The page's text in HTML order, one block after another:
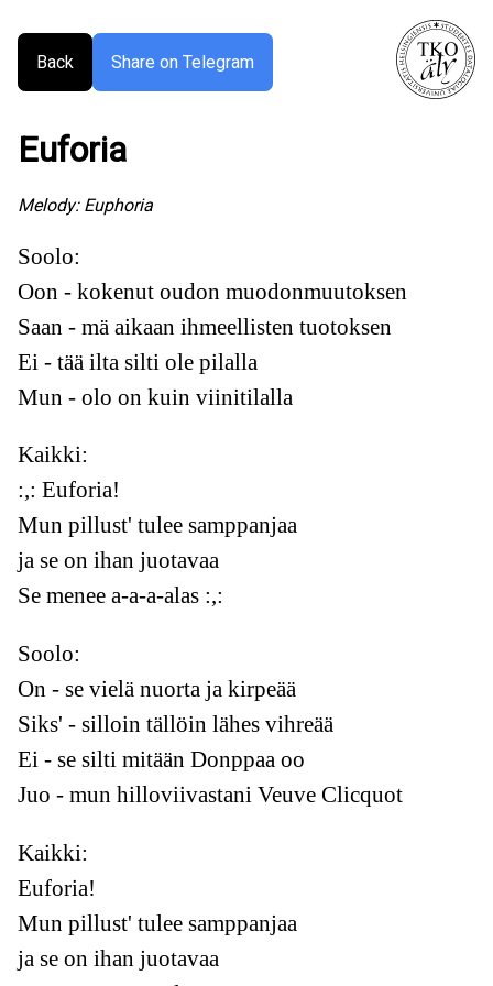
Back Share on Telegram
Euforia
Melody: Euphoria
Soolo:
Oon - kokenut oudon muodonmuutoksen
Saan - mä aikaan ihmeellisten tuotoksen
Ei - tää ilta silti ole pilalla
Mun - olo on kuin viinitilalla
Kaikki:
:,: Euforia!
Mun pillust' tulee samppanjaa
ja se on ihan juotavaa
Se menee a-a-a-alas :,:
Soolo:
On - se vielä nuorta ja kirpeää
Siks' - silloin tällöin lähes vihreää
Ei - se silti mitään Donppaa oo
Juo - mun hilloviivastani Veuve Clicquot
Kaikki:
Euforia!
Mun pillust' tulee samppanjaa
ja se on ihan juotavaa